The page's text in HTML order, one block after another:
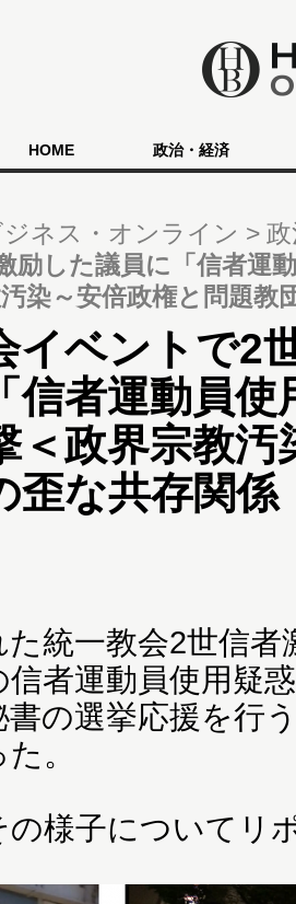
HOME 政治・経済
ネス・オンライン
励した議員に「信者運
染～安倍政権と問題教
イベントで2
信者運動員使
＜政界宗教
歪な共存関係
た統一教会2世信
者運動員使用疑
の選挙応援を行
。
様子についてリ